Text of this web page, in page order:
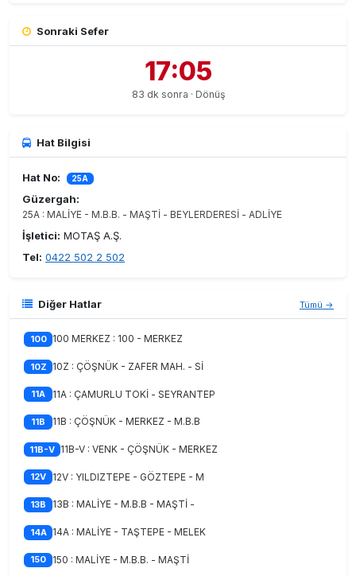
Sonraki Sefer
17:05
83 dk sonra · Dönüş
Hat Bilgisi
Hat No: 25A
Güzergah:
25A : MALİYE - M.B.B. - MAŞTİ - BEYLERDERESİ - ADLİYE
İşletici: MOTAŞ A.Ş.
Tel: 0422 502 2 502
Diğer Hatlar Tümü →
100 100 MERKEZ : 100 - MERKEZ
10Z 10Z : ÇÖŞNÜK - ZAFER MAH. - Sİ
11A 11A : ÇAMURLU TOKİ - SEYRANTEP
11B 11B : ÇÖŞNÜK - MERKEZ - M.B.B
11B-V 11B-V : VENK - ÇÖŞNÜK - MERKEZ
12V 12V : YILDIZTEPE - GÖZTEPE - M
13B 13B : MALİYE - M.B.B - MAŞTİ -
14A 14A : MALİYE - TAŞTEPE - MELEK
150 150 : MALİYE - M.B.B. - MAŞTİ